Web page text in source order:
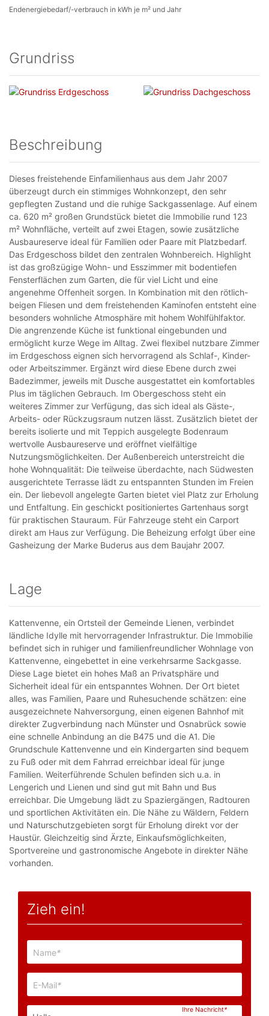
Endenergiebedarf/-verbrauch in kWh je m² und Jahr
Grundriss
Beschreibung
Dieses freistehende Einfamilienhaus aus dem Jahr 2007
überzeugt durch ein stimmiges Wohnkonzept, den sehr
gepflegten Zustand und die ruhige Sackgassenlage. Auf einem
ca. 620 m² großen Grundstück bietet die Immobilie rund 123
m² Wohnfläche, verteilt auf zwei Etagen, sowie zusätzliche
Ausbaureserve ideal für Familien oder Paare mit Platzbedarf.
Das Erdgeschoss bildet den zentralen Wohnbereich. Highlight
ist das großzügige Wohn- und Esszimmer mit bodentiefen
Fensterflächen zum Garten, die für viel Licht und eine
angenehme Offenheit sorgen. In Kombination mit den rötlich-
beigen Fliesen und dem freistehenden Kaminofen entsteht eine
besonders wohnliche Atmosphäre mit hohem Wohlfühlfaktor.
Die angrenzende Küche ist funktional eingebunden und
ermöglicht kurze Wege im Alltag. Zwei flexibel nutzbare Zimmer
im Erdgeschoss eignen sich hervorragend als Schlaf-, Kinder-
oder Arbeitszimmer. Ergänzt wird diese Ebene durch zwei
Badezimmer, jeweils mit Dusche ausgestattet ein komfortables
Plus im täglichen Gebrauch. Im Obergeschoss steht ein
weiteres Zimmer zur Verfügung, das sich ideal als Gäste-,
Arbeits- oder Rückzugsraum nutzen lässt. Zusätzlich bietet der
bereits isolierte und mit Teppich ausgelegte Bodenraum
wertvolle Ausbaureserve und eröffnet vielfältige
Nutzungsmöglichkeiten. Der Außenbereich unterstreicht die
hohe Wohnqualität: Die teilweise überdachte, nach Südwesten
ausgerichtete Terrasse lädt zu entspannten Stunden im Freien
ein. Der liebevoll angelegte Garten bietet viel Platz zur Erholung
und Entfaltung. Ein geschickt positioniertes Gartenhaus sorgt
für praktischen Stauraum. Für Fahrzeuge steht ein Carport
direkt am Haus zur Verfügung. Die Beheizung erfolgt über eine
Gasheizung der Marke Buderus aus dem Baujahr 2007.
Lage
Kattenvenne, ein Ortsteil der Gemeinde Lienen, verbindet
ländliche Idylle mit hervorragender Infrastruktur. Die Immobilie
befindet sich in ruhiger und familienfreundlicher Wohnlage von
Kattenvenne, eingebettet in eine verkehrsarme Sackgasse.
Diese Lage bietet ein hohes Maß an Privatsphäre und
Sicherheit ideal für ein entspanntes Wohnen. Der Ort bietet
alles, was Familien, Paare und Ruhesuchende schätzen: eine
ausgezeichnete Nahversorgung, einen eigenen Bahnhof mit
direkter Zugverbindung nach Münster und Osnabrück sowie
eine schnelle Anbindung an die B475 und die A1. Die
Grundschule Kattenvenne und ein Kindergarten sind bequem
zu Fuß oder mit dem Fahrrad erreichbar ideal für junge
Familien. Weiterführende Schulen befinden sich u.a. in
Lengerich und Lienen und sind gut mit Bahn und Bus
erreichbar. Die Umgebung lädt zu Spaziergängen, Radtouren
und sportlichen Aktivitäten ein. Die Nähe zu Wäldern, Feldern
und Naturschutzgebieten sorgt für Erholung direkt vor der
Haustür. Gleichzeitig sind Ärzte, Einkaufsmöglichkeiten,
Sportvereine und gastronomische Angebote in direkter Nähe
vorhanden.
Zieh ein!
Name*
E-Mail*
Ihre Nachricht*